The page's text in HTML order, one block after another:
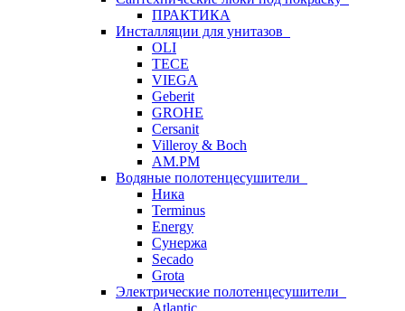
ПРАКТИКА
Инсталляции для унитазов
OLI
TECE
VIEGA
Geberit
GROHE
Cersanit
Villeroy & Boch
AM.PM
Водяные полотенцесушители
Ника
Terminus
Energy
Сунержа
Secado
Grota
Электрические полотенцесушители
Atlantic